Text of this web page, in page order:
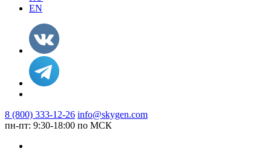
EN
8 (800) 333-12-26 info@skygen.com
пн-пт: 9:30-18:00 по МСК